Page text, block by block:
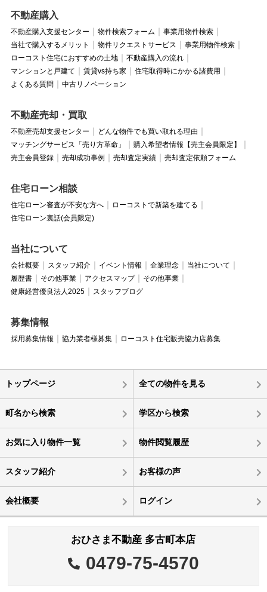
不動産購入
不動産購入支援センター 物件検索フォーム
事業用物件検索
当社で購入するメリット
物件リクエストサービス
事業用物件検索
ローコスト住宅におすすめの土地
不動産購入の流れ
マンションと戸建て
賃貸vs持ち家
住宅取得時にかかる諸費用
よくある質問
中古リノベーション
不動産売却・買取
不動産売却支援センター
どんな物件でも買い取れる理由
マッチングサービス「売り方革命」
購入希望者情報【売主会員限定】
売主会員登録
売却成功事例 売却査定実績 売却査定依頼フォーム
住宅ローン相談
住宅ローン審査が不安な方へ
ローコストで新築を建てる
住宅ローン裏話(会員限定)
当社について
会社概要 スタッフ紹介 イベント情報 企業理念
当社について
履歴書
その他事業 アクセスマップ
その他事業
健康経営優良法人2025
スタッフブログ
募集情報
採用募集情報 協力業者様募集 ローコスト住宅販売協力店募集
トップページ 全ての物件を見る
町名から検索 学区から検索
お気に入り物件一覧 物件閲覧履歴
スタッフ紹介 お客様の声
会社概要 ログイン
おひさま不動産 多古町本店
0479-75-4570